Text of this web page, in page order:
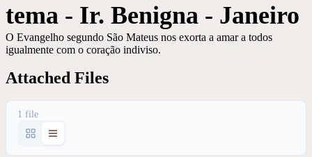
tema - Ir. Benigna - Janeiro
O Evangelho segundo São Mateus nos exorta a amar a todos
igualmente com o coração indiviso.
Attached Files
1 file